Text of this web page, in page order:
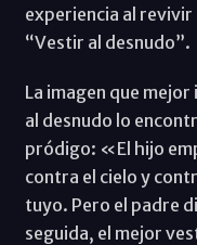
experiencia al
“Vestir al desnudo”.
La imagen que
al desnudo lo
pródigo: «El hijo
contra el cielo y
tuyo. Pero el padre
seguida, el mejor